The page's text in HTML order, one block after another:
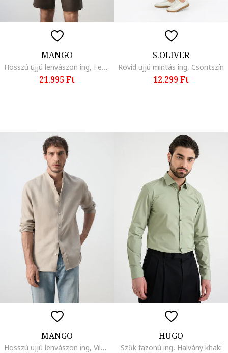
MANGO
Hosszú ujjú lenvászon ing, Fekete
21.995 Ft
S.OLIVER
Rövid ujjú mintás ing, Csontszín
12.299 Ft
MANGO
Hosszú ujjú lenvászon ing, Világos tópbarna
HUGO
Szűk fazonú ing, Halvány khaki